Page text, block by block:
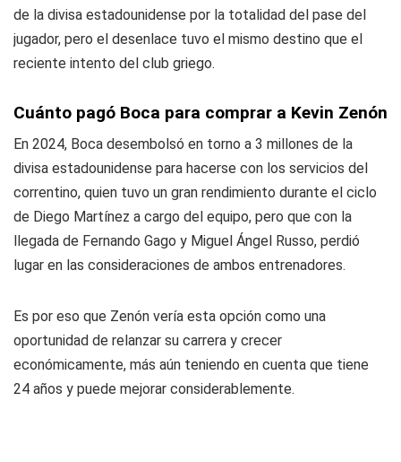
de la divisa estadounidense por la totalidad del pase del
jugador, pero el desenlace tuvo el mismo destino que el
reciente intento del club griego.
Cuánto pagó Boca para comprar a Kevin Zenón
En 2024, Boca desembolsó en torno a 3 millones de la
divisa estadounidense para hacerse con los servicios del
correntino, quien tuvo un gran rendimiento durante el ciclo
de Diego Martínez a cargo del equipo, pero que con la
llegada de Fernando Gago y Miguel Ángel Russo, perdió
lugar en las consideraciones de ambos entrenadores.
Es por eso que Zenón vería esta opción como una
oportunidad de relanzar su carrera y crecer
económicamente, más aún teniendo en cuenta que tiene
24 años y puede mejorar considerablemente.